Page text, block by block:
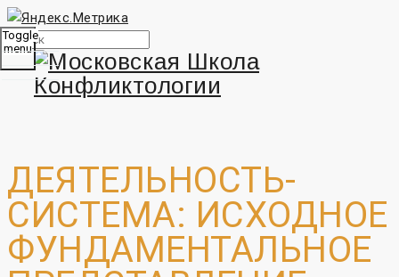
Toggle
menu
ДЕЯТЕЛЬНОСТЬ-
СИСТЕМА: ИСХОДНОЕ
ФУНДАМЕНТАЛЬНОЕ